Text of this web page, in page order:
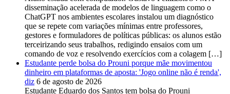
disseminação acelerada de modelos de linguagem como o
ChatGPT nos ambientes escolares instalou um diagnóstico
que se repete com variações mínimas entre professores,
gestores e formuladores de políticas públicas: os alunos estão
terceirizando seus trabalhos, redigindo ensaios com um
comando de voz e resolvendo exercícios com a colagem […]
Estudante perde bolsa do Prouni porque mãe movimentou
dinheiro em plataformas de aposta: 'Jogo online não é renda',
diz 6 de agosto de 2026
Estudante Eduardo dos Santos tem bolsa do Prouni